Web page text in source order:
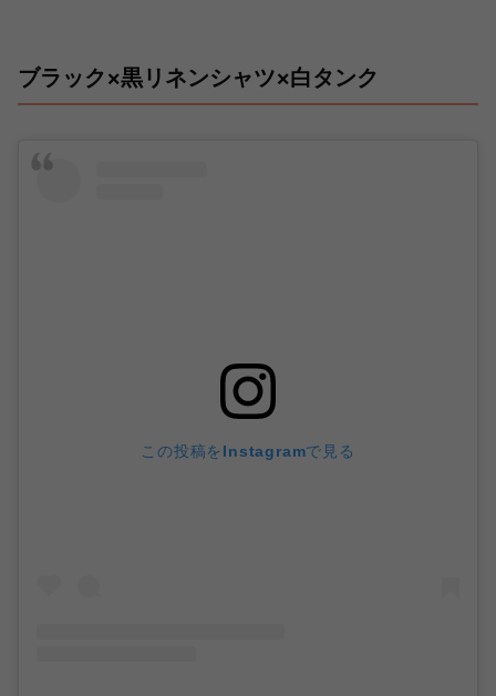
ブラック×黒リネンシャツ×白タンク
この投稿をInstagramで見る